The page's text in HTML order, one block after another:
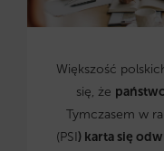
Większość
się, że
Tymczasem w
(PSI) karta się